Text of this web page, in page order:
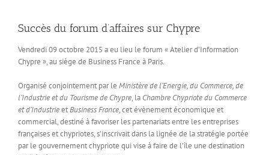
Succès du forum d’affaires sur Chypre
Vendredi 09 octobre 2015 a eu lieu le forum « Atelier d’Information
Chypre », au siège de Business France à Paris.
Organisé conjointement par le Ministère de l’Energie, du Commerce, de
l’Industrie et du Tourisme de Chypre, la Chambre Chypriote du Commerce
et d’IndustrieetBusiness France, cet évènement économique et
commercial, destiné à favoriser les partenariats entre les entreprises
françaises et chypriotes, s’inscrivait dans la lignée de la stratégie portée
par le gouvernement chypriote qui vise à faire de l’île une destination